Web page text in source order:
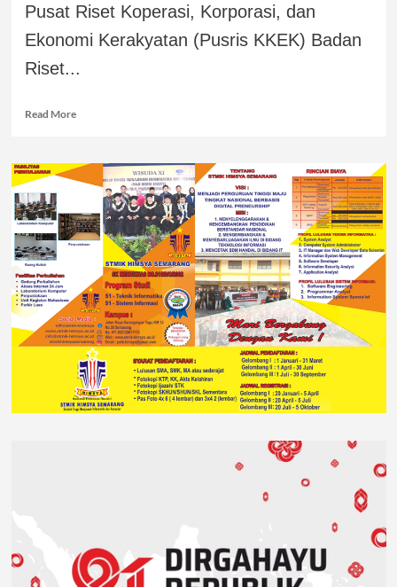
Pusat Riset Koperasi, Korporasi, dan
Ekonomi Kerakyatan (Pusris KKEK) Badan
Riset...
Read More